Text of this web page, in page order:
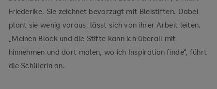
Friederike. Sie zeichnet bevorzugt mit Bleistiften. Dabei
plant sie wenig voraus, lässt sich von ihrer Arbeit leiten.
„Meinen Block und die Stifte kann ich überall mit
hinnehmen und dort malen, wo ich Inspiration finde“, führt
die Schülerin an.